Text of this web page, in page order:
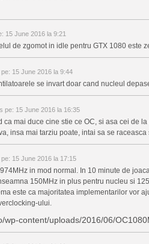
15 June 2016 la 9:21
de zgomot in idle pentru GTX 1080 este
15 June 2016 la 9:44
se invart doar cand nucleul
pe: 15 June 2016 la 16:35
ca mai duce cine stie ce OC, si asa cei de
insa mai tarziu poate, intai sa se raceasca
15 June 2016 la 17:15
in mod normal. In 10 minute de
150MHz in plus pentru nucleu si
este ca majoritatea implementarilor vor
ului.
wp-content/uploads/2016/06/